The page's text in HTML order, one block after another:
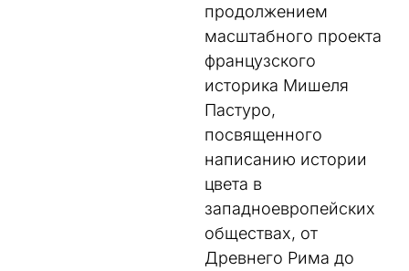
продолжением
масштабного проекта
французского
историка Мишеля
Пастуро,
посвященного
написанию истории
цвета в
западноевропейских
обществах, от
Древнего Рима до